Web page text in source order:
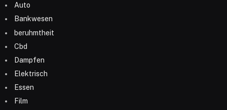
Auto
Bankwesen
beruhmtheit
Cbd
Dampfen
Elektrisch
Essen
Film